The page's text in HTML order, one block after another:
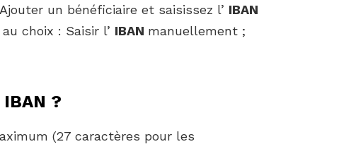
un bénéficiaire et saisissez l’ IBAN
choix : Saisir l’ IBAN manuellement ;
?
(27 caractères pour les